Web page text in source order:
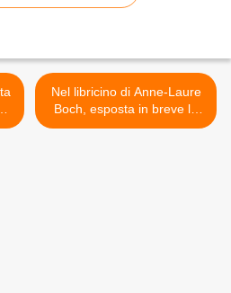
Nel libricino di Anne-Laure
Boch, esposta in breve la
Filosofia dell'Alpinista >